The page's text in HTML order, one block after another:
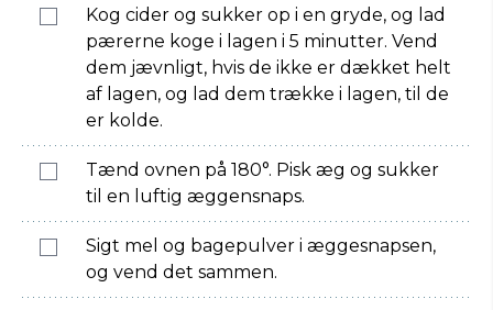
Kog cider og sukker op i en gryde, og lad
pærerne koge i lagen i 5 minutter. Vend
dem jævnligt, hvis de ikke er dækket helt
af lagen, og lad dem trække i lagen, til de
er kolde.
Tænd ovnen på 180°. Pisk æg og sukker
til en luftig æggensnaps.
Sigt mel og bagepulver i æggesnapsen,
og vend det sammen.